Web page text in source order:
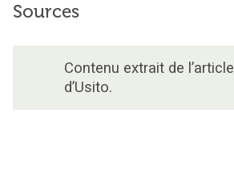
Sources
Contenu extrait de l’article
d’Usito.